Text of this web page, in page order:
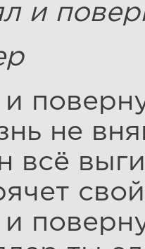
и
и
не
всё
и